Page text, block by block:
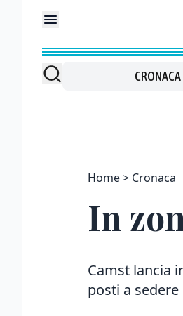
CRONACA
Home Cronaca
In
Camst lancia
posti a